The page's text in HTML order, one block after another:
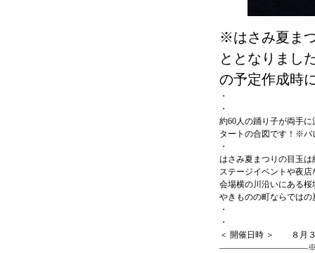
※はさみ夏ま
ととなりまし
の予定作成時
・
・
約60人の踊り子が両手
タートの合図です！※パ
・
はさみ夏まつりの目玉
ステージイベントや夜
会場横の川沿いにある
やきものの町ならでは
・
・
＜ 開催日時 ＞ ８月３
——————————–※雨